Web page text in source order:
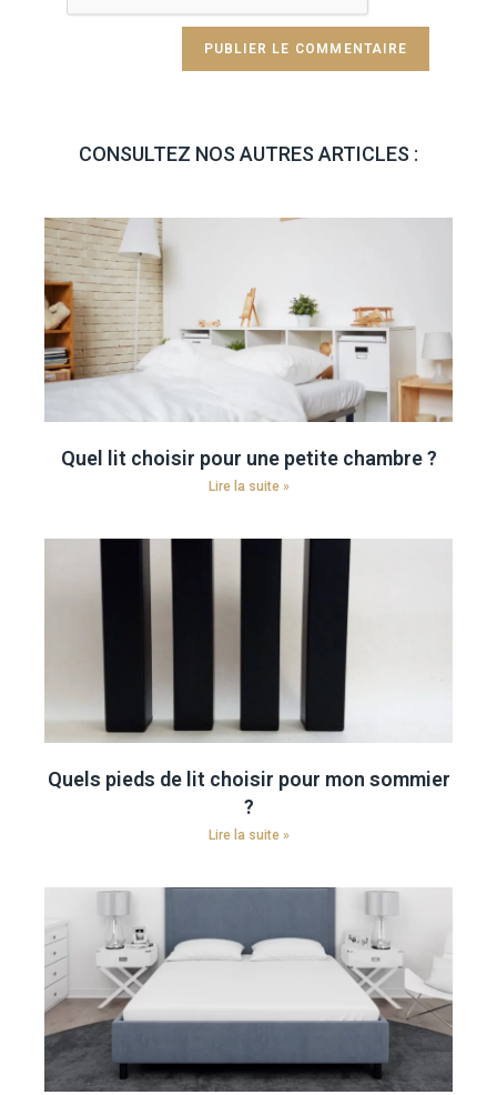
CONSULTEZ NOS AUTRES ARTICLES :
Quel lit choisir pour une petite chambre ?
Lire la suite »
Quels pieds de lit choisir pour mon sommier
?
Lire la suite »